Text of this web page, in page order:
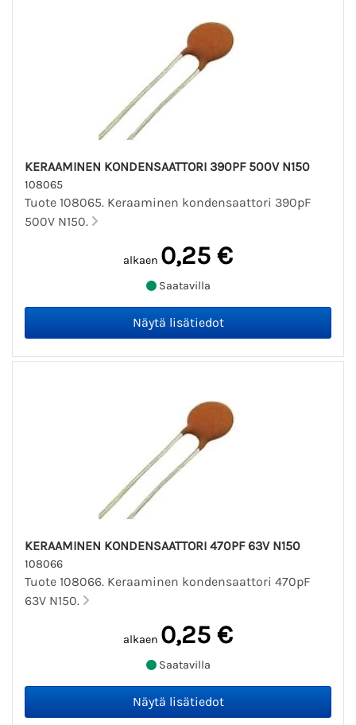
KERAAMINEN KONDENSAATTORI 390PF 500V N150
108065
Tuote 108065. Keraaminen kondensaattori 390pF
500V N150.
alkaen 0,25 €
Saatavilla
KERAAMINEN KONDENSAATTORI 470PF 63V N150
108066
Tuote 108066. Keraaminen kondensaattori 470pF
63V N150.
alkaen 0,25 €
Saatavilla